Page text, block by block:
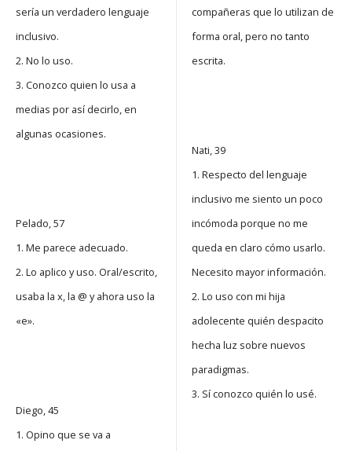
sería un verdadero lenguaje
inclusivo.
2. No lo uso.
3. Conozco quien lo usa a
medias por así decirlo, en
algunas ocasiones.
Pelado, 57
1. Me parece adecuado.
2. Lo aplico y uso. Oral/escrito,
usaba la x, la @ y ahora uso la
«e».
Diego, 45
1. Opino que se va a
compañeras que lo utilizan de
forma oral, pero no tanto
escrita.
Nati, 39
1. Respecto del lenguaje
inclusivo me siento un poco
incómoda porque no me
queda en claro cómo usarlo.
Necesito mayor información.
2. Lo uso con mi hija
adolecente quién despacito
hecha luz sobre nuevos
paradigmas.
3. Sí conozco quién lo usé.